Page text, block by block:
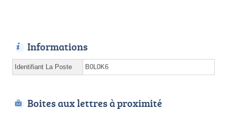
Informations
Identifiant La Poste B0L0K6
Boites aux lettres à proximité